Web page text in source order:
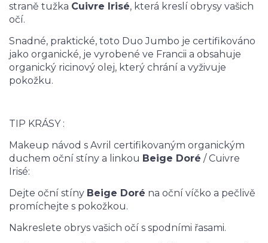
straně tužka Cuivre Irisé, která kreslí obrysy vašich
očí.
Snadné, praktické, toto Duo Jumbo je certifikováno
jako organické, je vyrobené ve Francii a obsahuje
organický ricinový olej, který chrání a vyživuje
pokožku.
TIP KRÁSY :
Makeup návod s Avril certifikovaným organickým
duchem oční stíny a linkou Beige Doré / Cuivre
Irisé:
Dejte oční stíny Beige Doré na oční víčko a pečlivě
promíchejte s pokožkou.
Nakreslete obrys vašich očí s spodními řasami.